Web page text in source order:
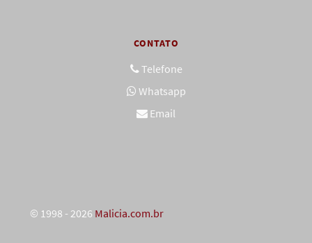
CONTATO
Telefone
Whatsapp
Email
© 1998 - 2026 Malicia.com.br